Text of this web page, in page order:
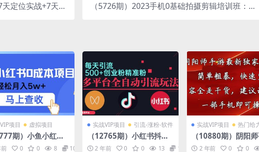
定位实战+7天爆
（5726期）2023手机0基础拍摄剪辑培训班：随
项目 虚拟项目
期）小鱼小红书0
目，利润空间非常
0 0 8 10
实战VIP项目 引流-涨粉-软件
（12765期）小红书抖音
视频号截流自热全平台引
2 年前 0 0 13 10
实战VIP项目 热门给
（10880期）阴阳
最新5.0玩法，简单
2 年前 0 0